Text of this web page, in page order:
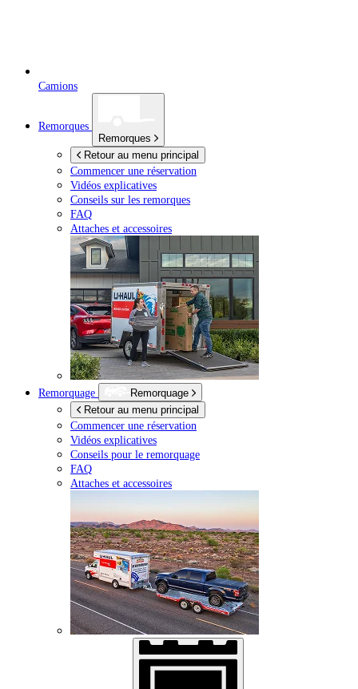
Camions
Remorques
Remorques
Retour au menu principal
Commencer une réservation
Vidéos explicatives
Conseils sur les remorques
FAQ
Attaches et accessoires
Remorquage
Remorquage
Retour au menu principal
Commencer une réservation
Vidéos explicatives
Conseils pour le remorquage
FAQ
Attaches et accessoires